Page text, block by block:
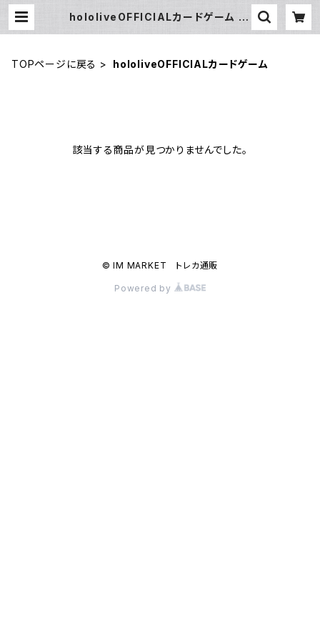
hololiveOFFICIALカードゲーム | I
TOPページに戻る hololiveOFFICIALカードゲーム
該当する商品が見つかりませんでした。
© IM MARKET トレカ通販
Powered by